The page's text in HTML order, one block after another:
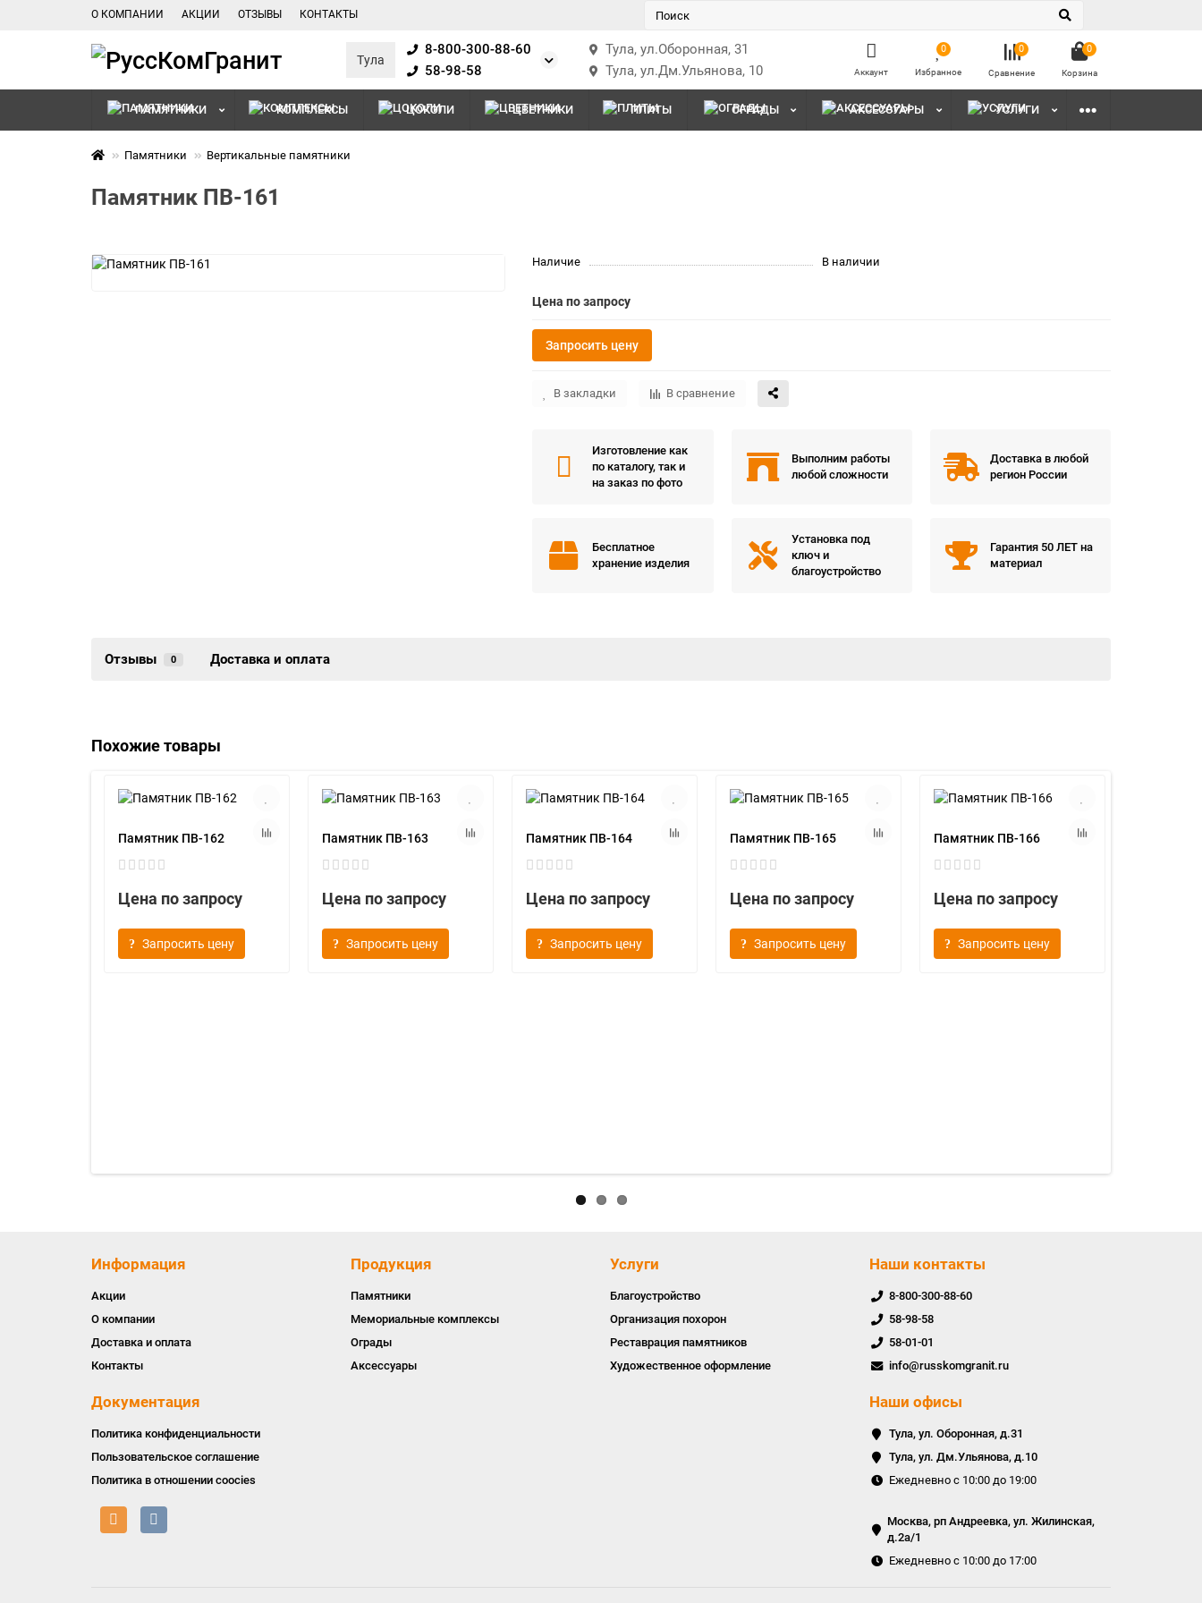
О КОМПАНИИ АКЦИИ ОТЗЫВЫ КОНТАКТЫ
Тула
8-800-300-88-60
58-98-58
Тула, ул.Оборонная, 31
Тула, ул.Дм.Ульянова, 10
Аккаунт
0
Избранное
0
Сравнение
0
Корзина
ПАМЯТНИКИ КОМПЛЕКСЫ ЦОКОЛИ ЦВЕТНИКИ ПЛИТЫ ОГРАДЫ АКСЕССУАРЫ УСЛУГИ
Памятники Вертикальные памятники
Памятник ПВ-161
Наличие В наличии
Цена по запросу
Запросить цену
В закладки В сравнение
Изготовление как
по каталогу, так и
на заказ по фото
Выполним работы
любой сложности
Доставка в любой
регион России
Бесплатное
хранение изделия
Установка под
ключ и
благоустройство
Гарантия 50 ЛЕТ на
материал
Отзывы 0 Доставка и оплата
Похожие товары
Памятник ПВ-162
Цена по запросу
Запросить цену
Памятник ПВ-163
Цена по запросу
Запросить цену
Памятник ПВ-164
Цена по запросу
Запросить цену
Памятник ПВ-165
Цена по запросу
Запросить цену
Памятник ПВ-166
Цена по запросу
Запросить цену
Информация
Акции
О компании
Доставка и оплата
Контакты
Документация
Политика конфиденциальности
Пользовательское соглашение
Политика в отношении coocies
Продукция
Памятники
Мемориальные комплексы
Ограды
Аксессуары
Услуги
Благоустройство
Организация похорон
Реставрация памятников
Художественное оформление
Наши контакты
8-800-300-88-60
58-98-58
58-01-01
info@russkomgranit.ru
Наши офисы
Тула, ул. Оборонная, д.31
Тула, ул. Дм.Ульянова, д.10
Ежедневно с 10:00 до 19:00
Москва, рп Андреевка, ул. Жилинская,
д.2а/1
Ежедневно с 10:00 до 17:00